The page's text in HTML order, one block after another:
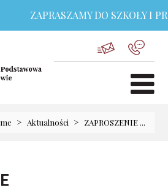
ZAPRASZAMY DO SZKOŁY I
> Aktualności > ZAPROSZENIE ...